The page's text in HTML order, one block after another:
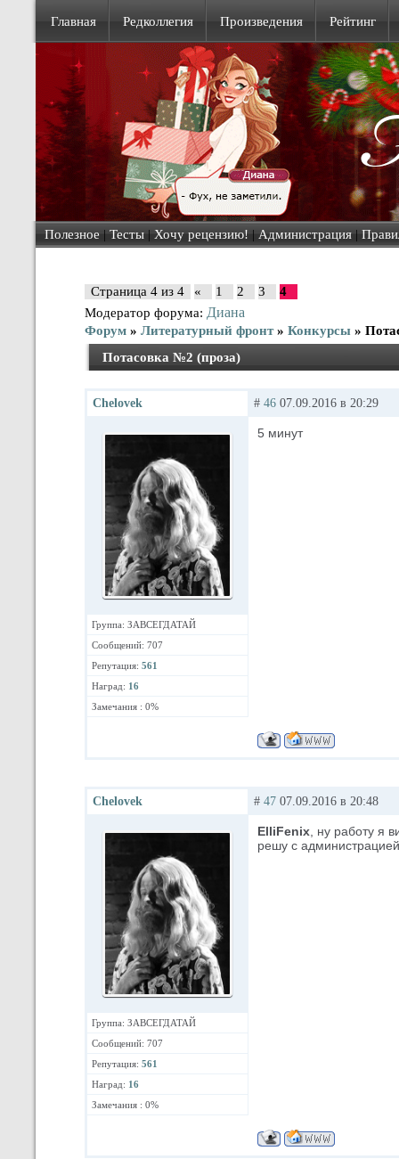
Главная Редколлегия Произведения Рейтинг
Полезное | Тесты | Хочу рецензию! | Администрация |
Страница 4 из 4 « 1 2 3
4
Модератор форума: Диана
Форум » Литературный фронт » Конкурсы »
Потасовка №2 (проза)
Chelovek
Группа: ЗАВСЕГДАТАЙ
Сообщений: 707
Репутация: 561
Наград: 16
Замечания : 0%
# 46 07.09.2016 в 20:29
5 минут
Chelovek
Группа: ЗАВСЕГДАТАЙ
Сообщений: 707
Репутация: 561
Наград: 16
Замечания : 0%
# 47 07.09.2016 в 20:48
ElliFenix , ну работу я
решу с